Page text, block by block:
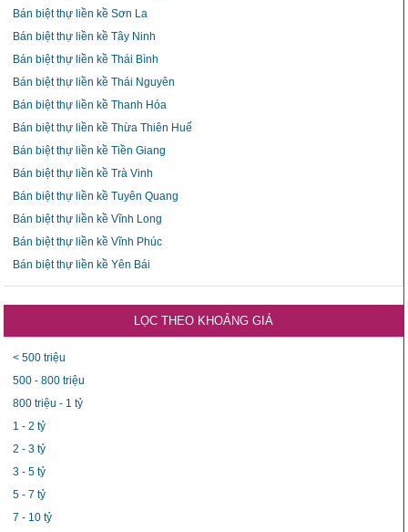
Bán biệt thự liền kề Sơn La
Bán biệt thự liền kề Tây Ninh
Bán biệt thự liền kề Thái Bình
Bán biệt thự liền kề Thái Nguyên
Bán biệt thự liền kề Thanh Hóa
Bán biệt thự liền kề Thừa Thiên Huế
Bán biệt thự liền kề Tiền Giang
Bán biệt thự liền kề Trà Vinh
Bán biệt thự liền kề Tuyên Quang
Bán biệt thự liền kề Vĩnh Long
Bán biệt thự liền kề Vĩnh Phúc
Bán biệt thự liền kề Yên Bái
LỌC THEO KHOẢNG GIÁ
< 500 triệu
500 - 800 triệu
800 triệu - 1 tỷ
1 - 2 tỷ
2 - 3 tỷ
3 - 5 tỷ
5 - 7 tỷ
7 - 10 tỷ